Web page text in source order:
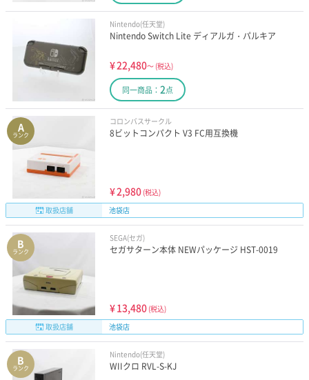
Nintendo(任天堂)
Nintendo Switch Lite ディアルガ・パルキア
¥22,480～ (税込)
同一商品： 2点
A
ランク
コロンバスサークル
8ビットコンパクト V3 FC用互換機
¥2,980 (税込)
取扱店舗
池袋店
B
ランク
SEGA(セガ)
セガサターン本体 NEWパッケージ HST-0019
¥13,480 (税込)
取扱店舗
池袋店
B
ランク
Nintendo(任天堂)
WIIクロ RVL-S-KJ